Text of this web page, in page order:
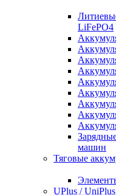
LiFePO4
машин
Тяговые
UPlus /